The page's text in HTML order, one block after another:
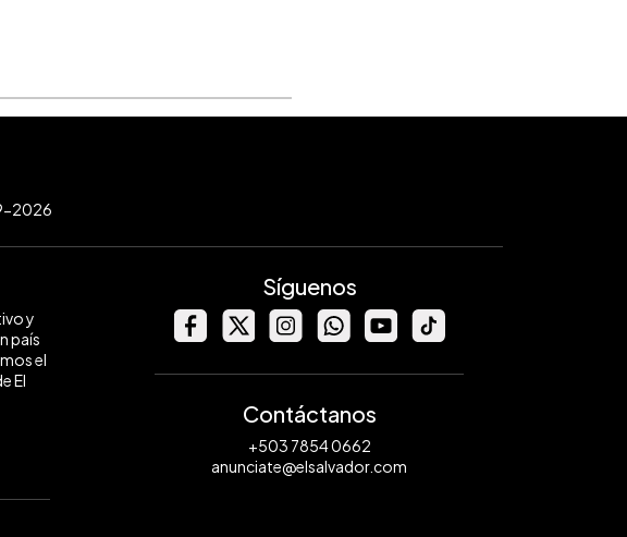
2026
y
país
el
El
Síguenos
Contáctanos
+503 7854 0662
anunciate@elsalvador.com